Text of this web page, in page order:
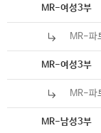
MR-여성3부
MR-파
MR-여성3부
MR-파
MR-남성3부